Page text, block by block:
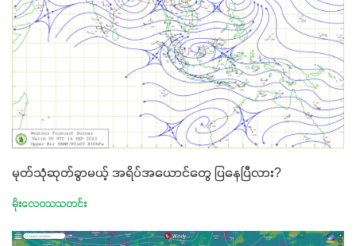
မုတ်သုံဆုတ်ခွာမယ့် အရိပ်အယောင်တွေ ပြနေပြီလား?
မိုးလေဝသသတင်း